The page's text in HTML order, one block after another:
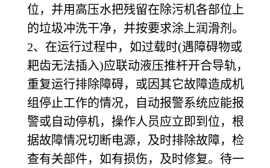
位，并用高压水把残留在除污机各部位上
的垃圾冲洗干净，并按要求涂上润滑剂。
2、在运行过程中，如过载时(遇障碍物或
耙齿无法插入)应联动液压推杆开合导轨，
重复运行排除障碍，或因其它故障造成机
组停止工作的情况，自动报警系统应能报
警或自动停机，操作人员应立即到位，根
据故障情况切断电源，及时排除故障，检
查有关部件，如有损伤，及时修复。待一